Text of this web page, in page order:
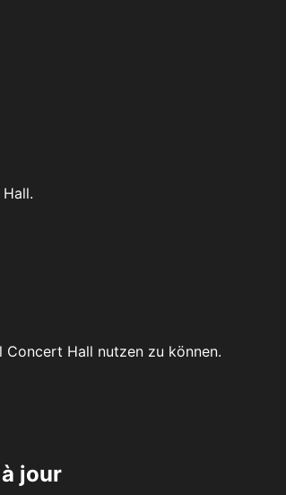
Concert Hall nutzen zu können.
jour